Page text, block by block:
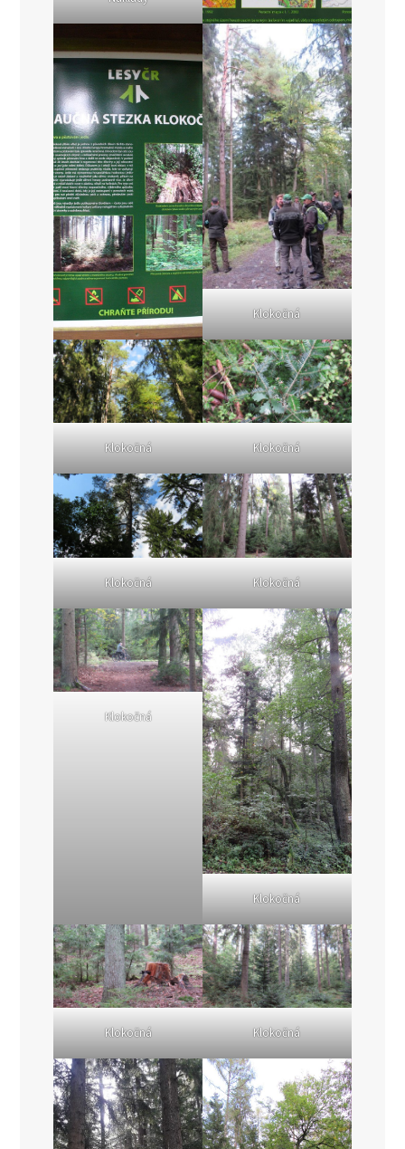
Klokočná
Klokočná Klokočná
Klokočná Klokočná
Klokočná
Klokočná
Klokočná Klokočná